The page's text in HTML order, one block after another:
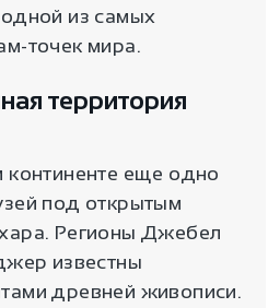
из самых
точек мира.
территория
континенте еще одно
под открытым
Регионы Джебел
известны
древней живописи.